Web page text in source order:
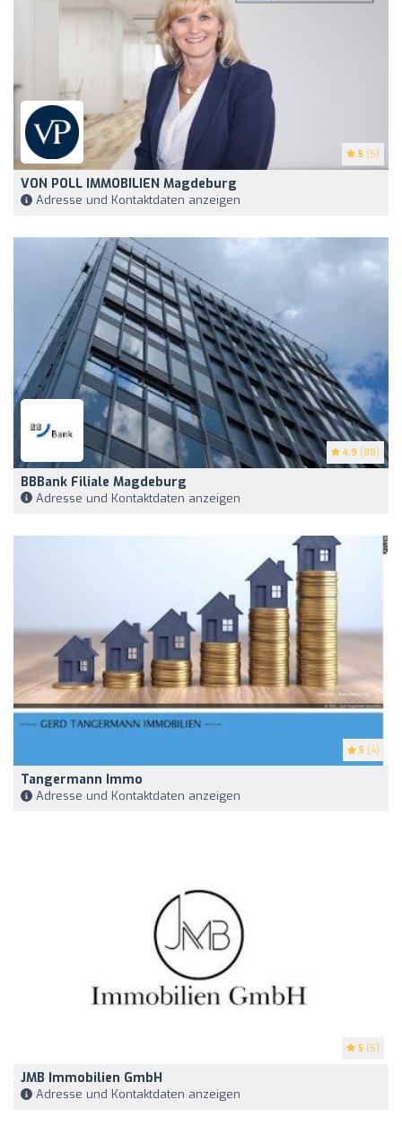
5 (5)
VON POLL IMMOBILIEN Magdeburg
Adresse und Kontaktdaten anzeigen
4.9 (88)
BBBank Filiale Magdeburg
Adresse und Kontaktdaten anzeigen
5 (4)
Tangermann Immo
Adresse und Kontaktdaten anzeigen
5 (5)
JMB Immobilien GmbH
Adresse und Kontaktdaten anzeigen